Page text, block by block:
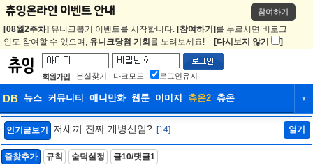
참여하기
[08월2주차] 유니크뽑기 이벤트를 시작합니다. [참여하기] 를 누르시면 비로그
인도 참여할 수 있으며, 유니크당첨 기회 를 노려보세요! [다시보지 않기 ]
회원가입 | 분실찾기 | 다크모드 | 로그인유지
DB 뉴스 커뮤니티 애니만화 웹툰 이미지 츄온2 츄온 ▼
DB 뉴스 애니만화
웹툰 이미지
인기글보기 저새끼 진짜 개병신임? [14] 열기
즐찾추가 규칙 숨덕설정 글10/댓글1